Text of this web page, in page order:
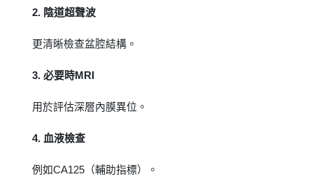
2. 陰道超聲波
更清晰檢查盆腔結構。
3. 必要時MRI
用於評估深層內膜異位。
4. 血液檢查
例如CA125（輔助指標）。